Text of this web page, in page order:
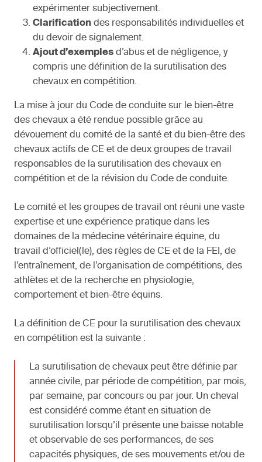
expérimenter subjectivement.
Clarification des responsabilités individuelles et
du devoir de signalement.
Ajout d’exemples d’abus et de négligence, y
compris une définition de la surutilisation des
chevaux en compétition.
La mise à jour du Code de conduite sur le bien-être
des chevaux a été rendue possible grâce au
dévouement du comité de la santé et du bien-être des
chevaux actifs de CE et de deux groupes de travail
responsables de la surutilisation des chevaux en
compétition et de la révision du Code de conduite.
Le comité et les groupes de travail ont réuni une vaste
expertise et une expérience pratique dans les
domaines de la médecine vétérinaire équine, du
travail d’officiel(le), des règles de CE et de la FEI, de
l’entraînement, de l’organisation de compétitions, des
athlètes et de la recherche en physiologie,
comportement et bien-être équins.
La définition de CE pour la surutilisation des chevaux
en compétition est la suivante :
La surutilisation de chevaux peut être définie par
année civile, par période de compétition, par mois,
par semaine, par concours ou par jour. Un cheval
est considéré comme étant en situation de
surutilisation lorsqu’il présente une baisse notable
et observable de ses performances, de ses
capacités physiques, de ses mouvements et/ou de